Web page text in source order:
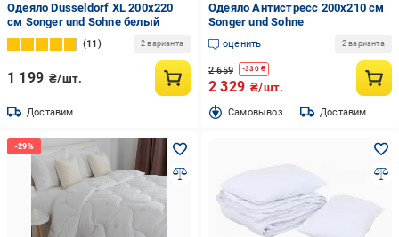
Одеяло Dusseldorf XL 200x220
см Songer und Sohne белый
11 2 варианта
1 199 ₴/шт.
Доставим
Одеяло Антистресс 200х210 см
Songer und Sohne
оценить 2 варианта
2 659 -330₴
2 329 ₴/шт.
Cамовывоз Доставим